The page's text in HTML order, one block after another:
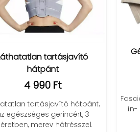
Gélbetétes ívtámasz talpi
fájdalomra (1 pár)
2 490 Ft
Fascia ívtámasz, amely enyhíti az
ín- és a talpi bőnye gyulladás
tüneteit.